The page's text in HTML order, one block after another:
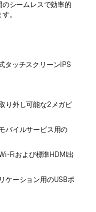
シームレスで効率的
。
タッチスクリーンIPS
り外し可能な2メガピ
バイルサービス用の
Fiおよび標準HDMI出
ケーション用のUSBポ